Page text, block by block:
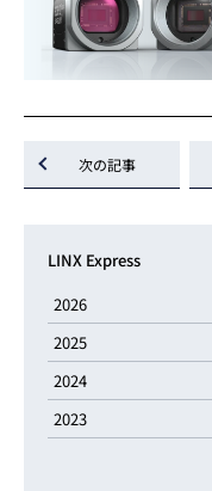
次の記事
LINX Express
2026
2025
2024
2023